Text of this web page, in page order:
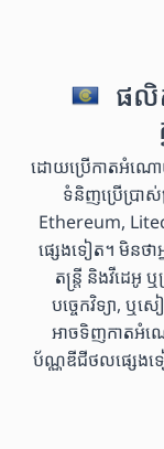
ផលិ
ដោយប្រើកាតអំណ
ទំនិញប្រើប្រាស់
Ethereum,
ផ្សេងទៀត។ មិនថា
តន្ត្រី និងវីដេអូ
បច្ចេកវិទ្យា, ឬ
អាចទិញកាតអំ
ប័ណ្ណឌីជីថលផ្សេងទ